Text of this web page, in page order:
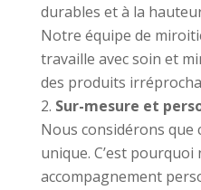
durables et à la
Notre équipe de
travaille avec soin et
des produits
Sur-mesure et
Nous considérons que
unique. C’est
accompagnement